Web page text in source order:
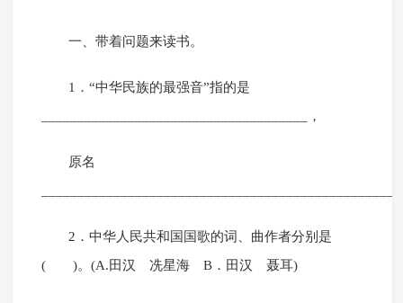
一、带着问题来读书。
1．“中华民族的最强音”指的是
_____________________________________，
原名
2．中华人民共和国国歌的词、曲作者分别是
( )。(A.田汉 冼星海 B．田汉 聂耳)